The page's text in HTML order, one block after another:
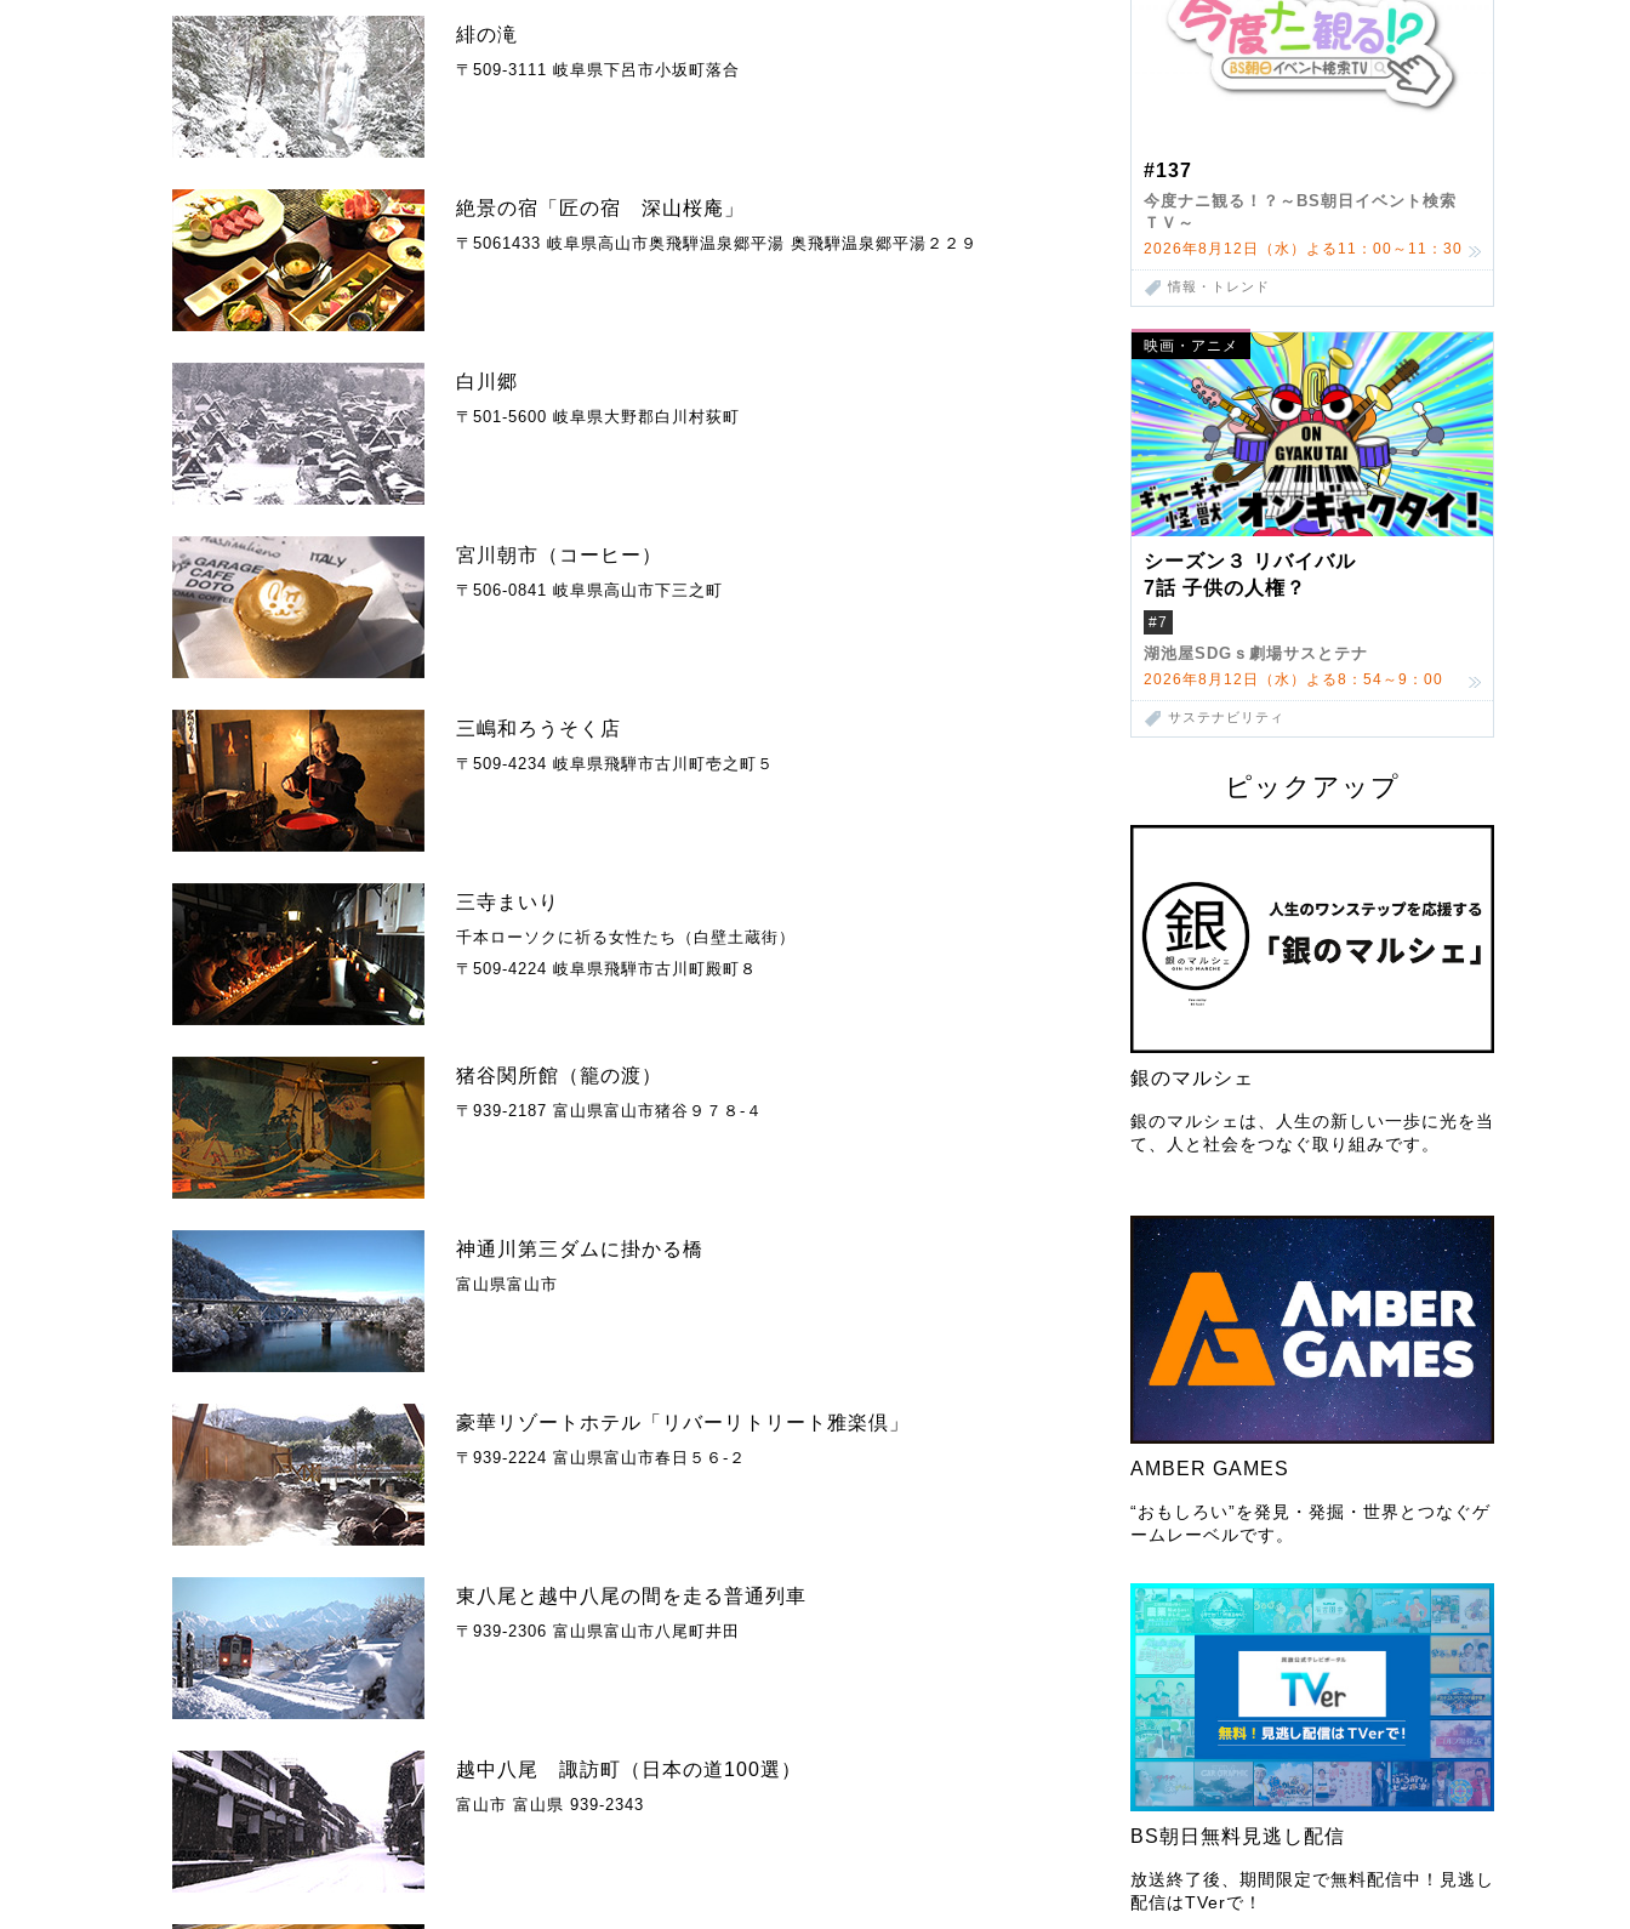
#137
今度ナニ観る！？～BS朝日イベント検索
ＴＶ～
2026年8月12日（水）よる11：00～11：30
情報・トレンド
映画・アニメ
シーズン３ リバイバル
7話 子供の人権？
#7
湖池屋SDGｓ劇場サスとテナ
2026年8月12日（水）よる8：54～9：00
サステナビリティ
ピックアップ
銀のマルシェ
銀のマルシェは、人生の新しい一歩に光を当
て、人と社会をつなぐ取り組みです。
AMBER GAMES
“おもしろい”を発見・発掘・世界とつなぐゲ
ームレーベルです。
BS朝日無料見逃し配信
放送終了後、期間限定で無料配信中！見逃し
配信はTVerで！
緋の滝
〒509-3111 岐阜県下呂市小坂町落合
絶景の宿「匠の宿 深山桜庵」
〒5061433 岐阜県高山市奥飛騨温泉郷平湯 奥飛騨温泉郷平湯２２９
白川郷
〒501-5600 岐阜県大野郡白川村荻町
宮川朝市（コーヒー）
〒506-0841 岐阜県高山市下三之町
三嶋和ろうそく店
〒509-4234 岐阜県飛騨市古川町壱之町５
三寺まいり
千本ローソクに祈る女性たち（白壁土蔵街）
〒509-4224 岐阜県飛騨市古川町殿町８
猪谷関所館（籠の渡）
〒939-2187 富山県富山市猪谷９７８-４
神通川第三ダムに掛かる橋
富山県富山市
豪華リゾートホテル「リバーリトリート雅楽倶」
〒939-2224 富山県富山市春日５６-２
東八尾と越中八尾の間を走る普通列車
〒939-2306 富山県富山市八尾町井田
越中八尾 諏訪町（日本の道100選）
富山市 富山県 939-2343